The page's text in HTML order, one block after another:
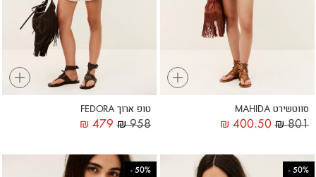
+
סווטשירט MAHIDA
₪801
₪ 400.50
+
טופ ארוך FEDORA
₪958
₪ 479
50%
-
50%
-